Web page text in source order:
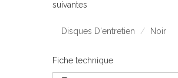
suivantes
Disques D'entretien Noir
Fiche technique